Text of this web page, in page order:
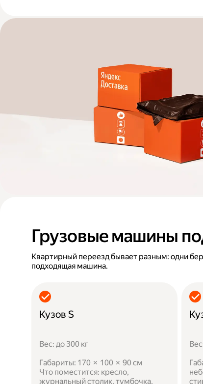
Грузовые машины
Квартирный переезд бывает разным: одни
подходящая машина.
Кузов S
Вес: до 300 кг
Габариты: 170 × 100 × 90 см
Что поместится: кресло,
журнальный столик, тумбочка,